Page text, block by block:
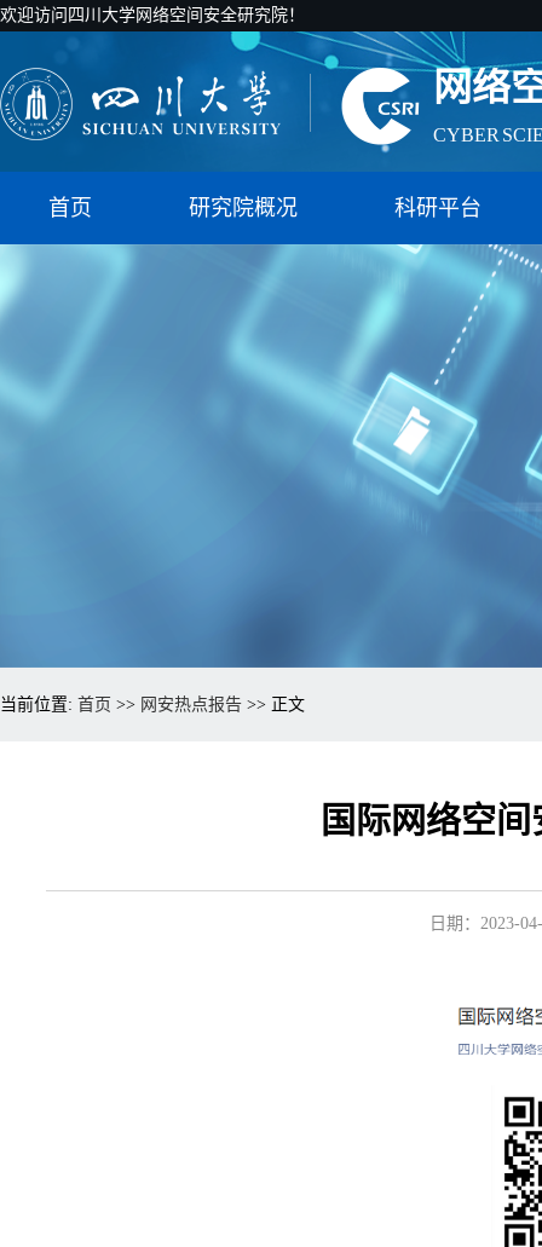
欢迎访问四川大学网络空间安全研究院！
网络
CYBER
国家智能
首页 研究院概况 科研平台
当前位置: 首页 >> 网安热点报告 >> 正文
国际网络空
日期：2023-